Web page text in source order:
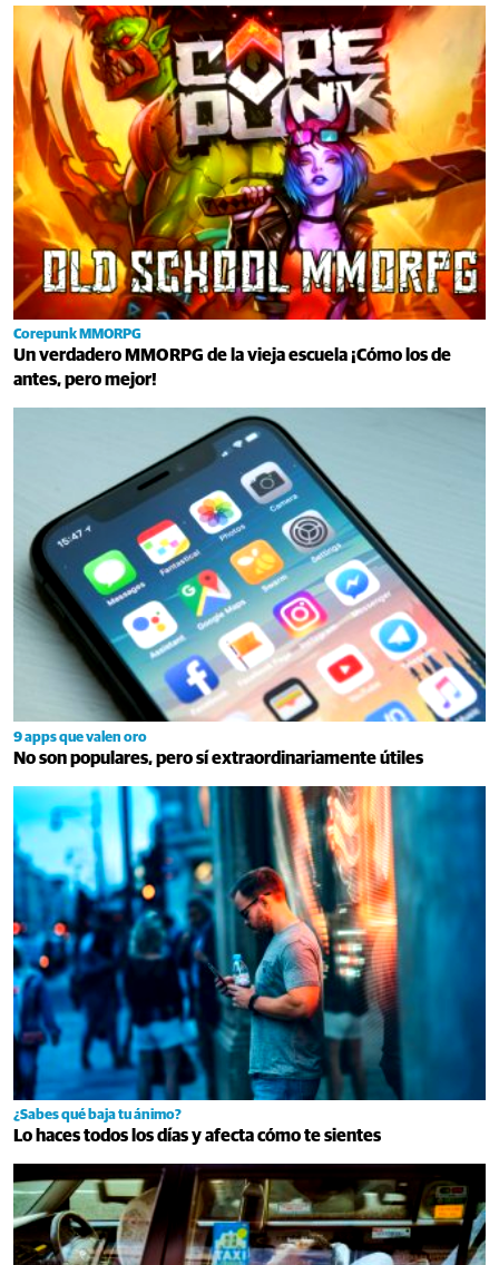
Corepunk MMORPG
Un verdadero MMORPG de la vieja escuela ¡Cómo los de
antes, pero mejor!
9 apps que valen oro
No son populares, pero sí extraordinariamente útiles
¿Sabes qué baja tu ánimo?
Lo haces todos los días y afecta cómo te sientes